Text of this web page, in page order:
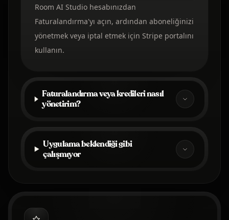
Room AI Studio hesabınızdan
Faturalandırma'yı açın, ardından aboneliğinizi
yönetmek veya iptal etmek için Stripe portalını
kullanın.
Faturalandırma veya kredileri nasıl
yönetirim?
Uygulama beklendiği gibi
çalışmıyor